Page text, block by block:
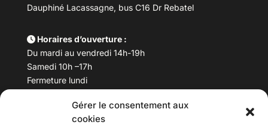
Gérer le consentement aux
cookies
Dauphiné Lacassagne, bus C16 Dr Rebatel
Horaires d’ouverture :
Du mardi au vendredi 14h-19h
Samedi 10h –17h
Fermeture lundi
Téléphone : 04 78 53 06 40
maisondesculturesasiatiques@asiexpo.com